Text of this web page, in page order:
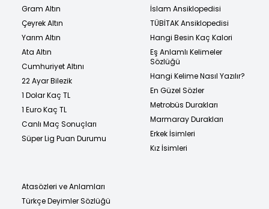
Gram Altın
Çeyrek Altın
Yarım Altın
Ata Altın
Cumhuriyet Altını
22 Ayar Bilezik
1 Dolar Kaç TL
1 Euro Kaç TL
Canlı Maç Sonuçları
Süper Lig Puan Durumu
İslam Ansiklopedisi
TÜBİTAK Ansiklopedisi
Hangi Besin Kaç Kalori
Eş Anlamlı Kelimeler
Sözlüğü
Hangi Kelime Nasıl Yazılır?
En Güzel Sözler
Metrobüs Durakları
Marmaray Durakları
Erkek İsimleri
Kız İsimleri
Atasözleri ve Anlamları
Türkçe Deyimler Sözlüğü